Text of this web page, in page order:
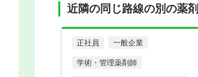
近隣の同じ路線の別の薬
正社員 一般企業
学術・管理薬剤師